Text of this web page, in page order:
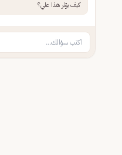
كيف يؤثر هذا علي؟